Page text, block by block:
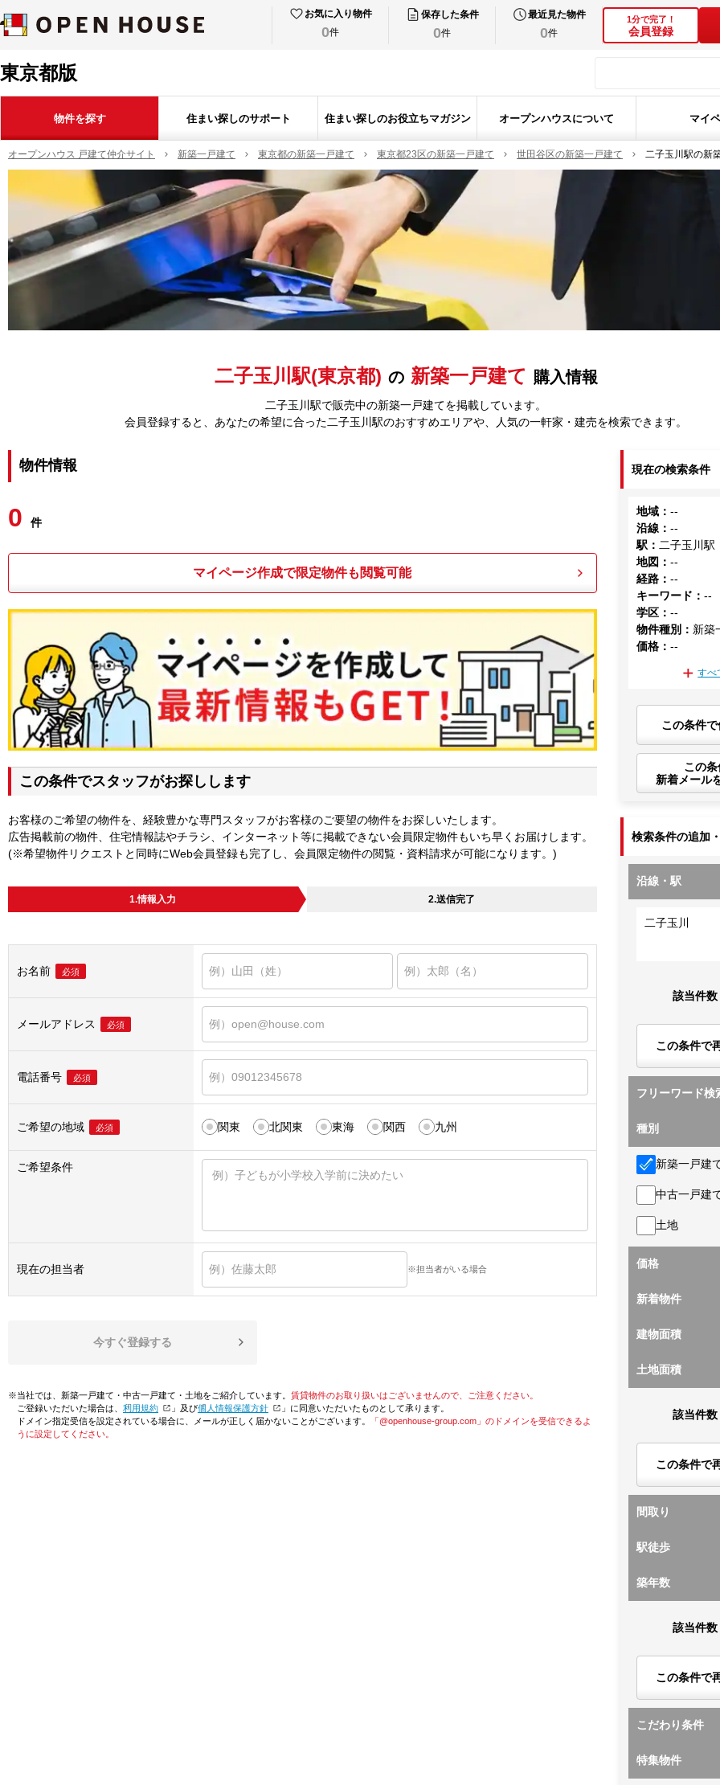
お気に入り物件
0件
保存した条件
0件
最近見た物件
0件
1分で完了！
会員登録
東京都版
物件を探す 住まい探しのサポート 住まい探しのお役立ちマガジン オープンハウスについて マイ
オープンハウス 戸建て仲介サイト 新築一戸建て 東京都の新築一戸建て 東京都23区の新築一戸建て 世田谷区の新築一戸建て 二子玉川駅の新
二子玉川駅(東京都) の 新築一戸建て 購入情報
二子玉川駅で販売中の新築一戸建てを掲載しています。
会員登録すると、あなたの希望に合った二子玉川駅のおすすめエリアや、人気の一軒家・建売を検索できます。
物件情報
0 件
マイページ作成で限定物件も閲覧可能
この条件でスタッフがお探しします
お客様のご希望の物件を、経験豊かな専門スタッフがお客様のご要望の物件をお探しいたします。
広告掲載前の物件、住宅情報誌やチラシ、インターネット等に掲載できない会員限定物件もいち早くお届けします。
(※希望物件リクエストと同時にWeb会員登録も完了し、会員限定物件の閲覧・資料請求が可能になります。)
1.情報入力 2.送信完了
お名前 必須
メールアドレス 必須
電話番号 必須
ご希望の地域 必須 関東 北関東 東海 関西 九州
ご希望条件
現在の担当者 ※担当者がいる場合
今すぐ登録する
※当社では、新築一戸建て・中古一戸建て・土地をご紹介しています。 賃貸物件のお取り扱いはございませんので、ご注意ください。
ご登録いただいた場合は、「利用規約 」及び「個人情報保護方針
」に同意いただいたものとして承ります。
ドメイン指定受信を設定されている場合に、メールが正しく届かないことがございます。
「@openhouse-group.com」のドメインを受信できるよ
うに設定してください。
現在の検索条件
地域 ：--
沿線 ：--
駅 ： 二子玉川駅
地図 ：--
経路 ：--
キーワード ：--
学区 ：--
物件種別 ： 新築
価格 ：--
すべ
この条件
この
新着メール
検索条件の追加
沿線・駅
二子玉川
該当件数
この条件で
フリーワード検
種別
新築一戸建
中古一戸建
土地
価格
新着物件
建物面積
土地面積
該当件数
この条件で
間取り
駅徒歩
築年数
該当件数
この条件で
こだわり条件
特集物件